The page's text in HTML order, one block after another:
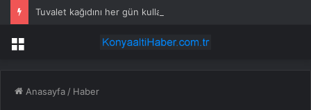
Tuvalet kağıdını her gün kullanmayın uyarısı yapıldı
Menü
Anasayfa / Haber